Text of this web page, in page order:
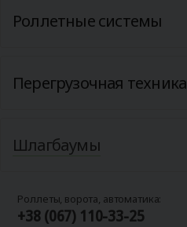
Роллетные системы
Перегрузочная техника
Шлагбаумы
Роллеты, ворота, автоматика:
+38 (067) 110-33-25